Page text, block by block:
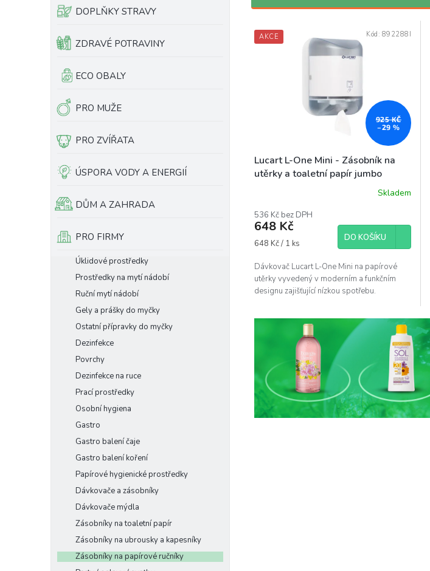
DOPLŇKY STRAVY
ZDRAVÉ POTRAVINY
ECO OBALY
PRO MUŽE
PRO ZVÍŘATA
ÚSPORA VODY A ENERGIÍ
DŮM A ZAHRADA
PRO FIRMY
Úklidové prostředky
Prostředky na mytí nádobí
Ruční mytí nádobí
Gely a prášky do myčky
Ostatní přípravky do myčky
Dezinfekce
Povrchy
Dezinfekce na ruce
Prací prostředky
Osobní hygiena
Gastro
Gastro balení čaje
Gastro balení koření
Papírové hygienické prostředky
Dávkovače a zásobníky
Dávkovače mýdla
Zásobníky na toaletní papír
Zásobníky na ubrousky a kapesníky
Zásobníky na papírové ručníky
e
V
ý
k
t
AKCE
925 KČ
–29 %
Lucart L-One Mini - Zásobník na
utěrky a toaletní papír jumbo
Skladem
536 Kč bez DPH
648 Kč
Měrná
648 Kč / 1 ks
DO KOŠÍKU
Dávkovač Lucart L-One Mini na papírové
utěrky vyvedený v moderním a funkčním
designu zajišťující nízkou spotřebu.
Kód: 892288I